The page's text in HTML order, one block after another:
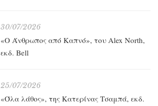
30/07/2026
«O Άνθρωπος από Καπνό», του Alex North,
εκδ. Bell
25/07/2026
«Όλα λάθος», της Κατερίνας Τσαμπά, εκδ.